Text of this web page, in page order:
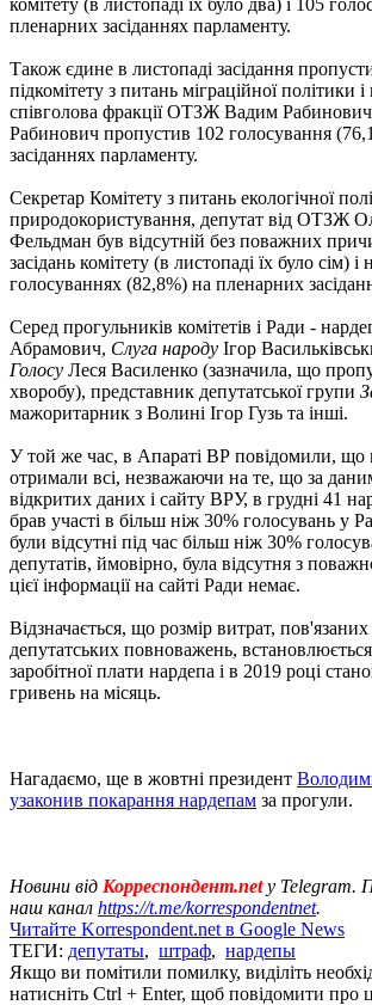
пленарних засіданнях парламенту.
Також єдине в листопаді засідання
підкомітету з питань міграційної політики
співголова фракції ОТЗЖ Вадим
Рабинович пропустив 102 голосування
засіданнях парламенту.
Секретар Комітету з питань екологічної
природокористування, депутат від ОТЗЖ
Фельдман був відсутній без поважних
засідань комітету (в листопаді їх було сім) і
голосуваннях (82,8%) на пленарних
Серед прогульників комітетів і Ради -
Абрамович, Слуга народу Ігор
Голосу Леся Василенко (зазначила, що
хворобу), представник депутатської групи
мажоритарник з Волині Ігор Гузь та інші.
У той же час, в Апараті ВР повідомили, що
отримали всі, незважаючи на те, що за
відкритих даних і сайту ВРУ, в грудні 41
брав участі в більш ніж 30% голосувань у
були відсутні під час більш ніж 30%
депутатів, ймовірно, була відсутня з
цієї інформації на сайті Ради немає.
Відзначається, що розмір витрат,
депутатських повноважень, встановлюється
заробітної плати нардепа і в 2019 році
гривень на місяць.
Нагадаємо, ще в жовтні президент
узаконив покарання нардепам за прогули.
Новини від Корреспондент.net у Telegram.
наш канал https://t.me/korrespondentnet.
Читайте Korrespondent.net в Google News
ТЕГИ: депутаты, штраф, нардепы
Якщо ви помітили помилку, виділіть
натисніть Ctrl + Enter, щоб повідомити про